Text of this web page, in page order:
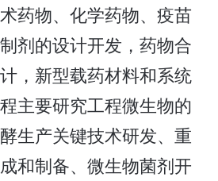
药物、化学药物、疫苗
剂的设计开发，药物合
，新型载药材料和系统
主要研究工程微生物的
生产关键技术研发、重
和制备、微生物菌剂开